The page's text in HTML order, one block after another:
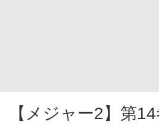
【メジャー2】第